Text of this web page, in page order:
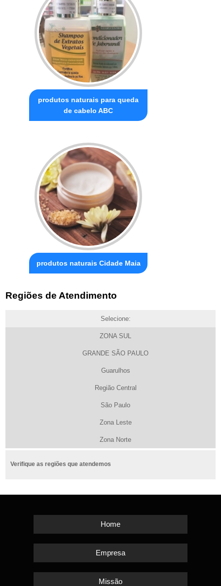
produtos naturais para queda
de cabelo ABC
produtos naturais Cidade Maia
Regiões de Atendimento
Selecione:
ZONA SUL
GRANDE SÃO PAULO
Guarulhos
Região Central
São Paulo
Zona Leste
Zona Norte
Verifique as regiões que atendemos
Home
Empresa
Missão